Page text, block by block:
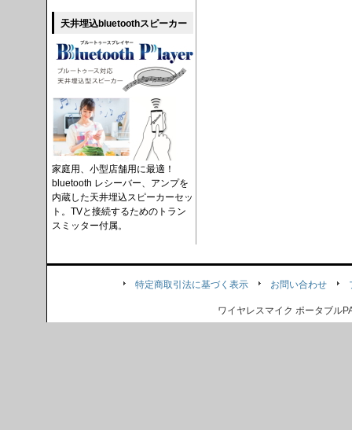
天井埋込bluetoothスピーカー
家庭用、小型店舗用に最適！
bluetooth レシーバー、アンプを
内蔵した天井埋込スピーカーセッ
ト。TVと接続するためのトラン
スミッター付属。
特定商取引法に基づく表示 お問い合わせ
ワイヤレスマイク ポータブル